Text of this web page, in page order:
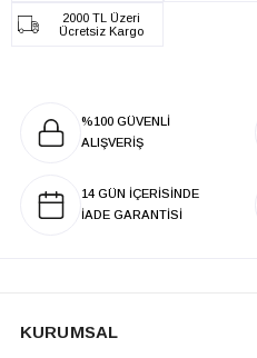
2000 TL Üzeri
Ücretsiz Kargo
%100 GÜVENLİ
ALIŞVERİŞ
14 GÜN İÇERİSİNDE
İADE GARANTİSİ
KURUMSAL